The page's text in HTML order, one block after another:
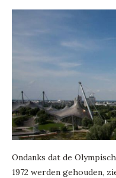
Ondanks dat de
1972 werden gehouden,